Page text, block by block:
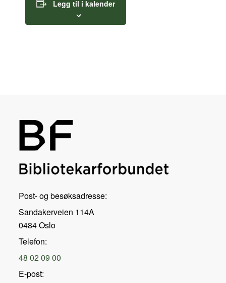
Legg til i kalender
Post- og besøksadresse:
Sandakerveien 114A
0484 Oslo
Telefon:
48 02 09 00
E-post: